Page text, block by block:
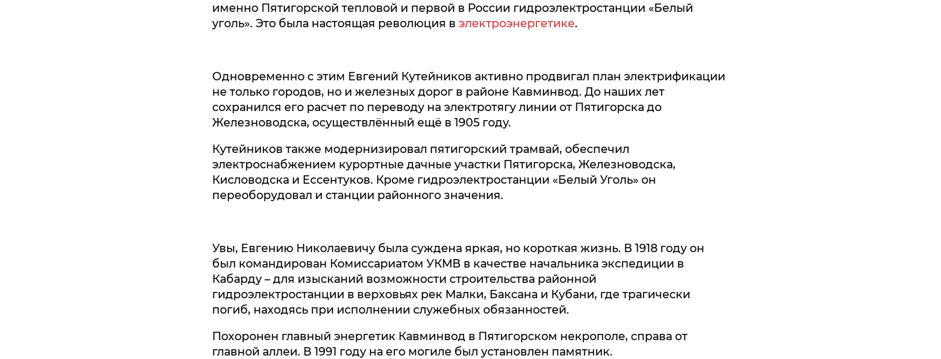
именно Пятигорской тепловой и первой в России гидроэлектростанции «Белый
уголь». Это была настоящая революция в электроэнергетике.
Одновременно с этим Евгений Кутейников активно продвигал план электрификации
не только городов, но и железных дорог в районе Кавминвод. До наших лет
сохранился его расчет по переводу на электротягу линии от Пятигорска до
Железноводска, осуществлённый ещё в 1905 году.
Кутейников также модернизировал пятигорский трамвай, обеспечил
электроснабжением курортные дачные участки Пятигорска, Железноводска,
Кисловодска и Ессентуков. Кроме гидроэлектростанции «Белый Уголь» он
переоборудовал и станции районного значения.
Увы, Евгению Николаевичу была суждена яркая, но короткая жизнь. В 1918 году он
был командирован Комиссариатом УКМВ в качестве начальника экспедиции в
Кабарду – для изысканий возможности строительства районной
гидроэлектростанции в верховьях рек Малки, Баксана и Кубани, где трагически
погиб, находясь при исполнении служебных обязанностей.
Похоронен главный энергетик Кавминвод в Пятигорском некрополе, справа от
главной аллеи. В 1991 году на его могиле был установлен памятник.